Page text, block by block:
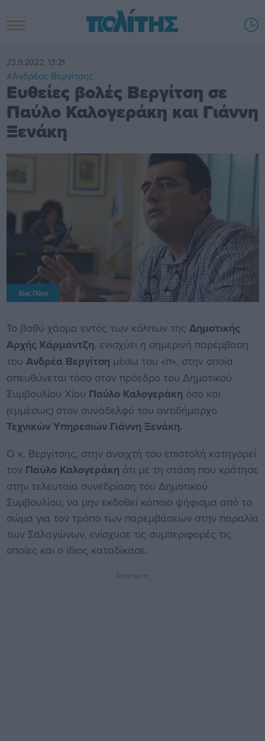
23.9.2022, 13:21
#Ανδρέας Βεργίτσης
Ευθείες βολές Βεργίτση σε
Παύλο Καλογεράκη και Γιάννη
Ξενάκη
Χίος Πόλη
Το βαθύ χάσμα εντός των κόλπων της Δημοτικής
Αρχής Κάρμαντζη, ενισχύει η σημερινή παρέμβαση
του Ανδρέα Βεργίτση μέσω του «π», στην οποία
απευθύνεται τόσο στον πρόεδρο του Δημοτικού
Συμβουλίου Χίου Παύλο Καλογεράκη όσο και
(εμμέσως) στον συνάδελφό του αντιδήμαρχο
Τεχνικών Υπηρεσιών Γιάννη Ξενάκη.
Ο κ. Βεργίτσης, στην ανοιχτή του επιστολή κατηγορεί
τον Παύλο Καλογεράκη ότι με τη στάση που κράτησε
στην τελευταία συνεδρίαση του Δημοτικού
Συμβουλίου, να μην εκδοθεί κάποιο ψήφισμα από το
σώμα για τον τρόπο των παρεμβάσεων στην παραλία
των Σαλαγώνων, ενίσχυσε τις συμπεριφορές τις
οποίες και ο ίδιος καταδίκασε.
Διαφήμιση